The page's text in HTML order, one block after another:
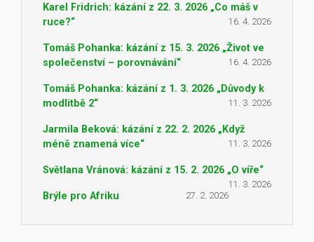
Karel Fridrich: kázání z 22. 3. 2026 „Co máš v
ruce?“
16. 4. 2026
Tomáš Pohanka: kázání z 15. 3. 2026 „Život ve
společenství – porovnávání“
16. 4. 2026
Tomáš Pohanka: kázání z 1. 3. 2026 „Důvody k
modlitbě 2“
11. 3. 2026
Jarmila Beková: kázání z 22. 2. 2026 „Když
méně znamená více“
11. 3. 2026
Světlana Vránová: kázání z 15. 2. 2026 „O víře“
11. 3. 2026
Brýle pro Afriku 27. 2. 2026